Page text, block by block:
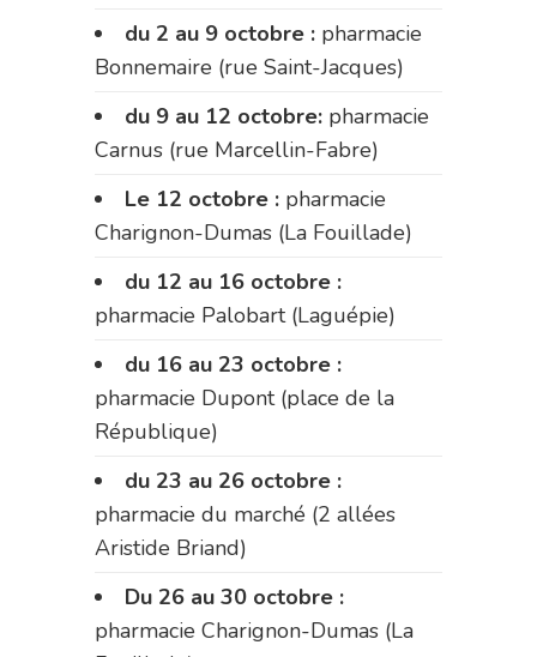
du 2 au 9 octobre : pharmacie
Bonnemaire (rue Saint-Jacques)
du 9 au 12 octobre: pharmacie
Carnus (rue Marcellin-Fabre)
Le 12 octobre : pharmacie
Charignon-Dumas (La Fouillade)
du 12 au 16 octobre :
pharmacie Palobart (Laguépie)
du 16 au 23 octobre :
pharmacie Dupont (place de la
République)
du 23 au 26 octobre :
pharmacie du marché (2 allées
Aristide Briand)
Du 26 au 30 octobre :
pharmacie Charignon-Dumas (La